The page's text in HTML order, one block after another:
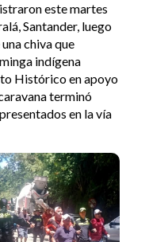
este martes
Santander, luego
chiva que
indígena
Histórico en apoyo
terminó
en la vía